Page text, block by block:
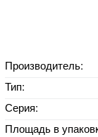
Производитель:
Тип:
Серия:
Площадь в